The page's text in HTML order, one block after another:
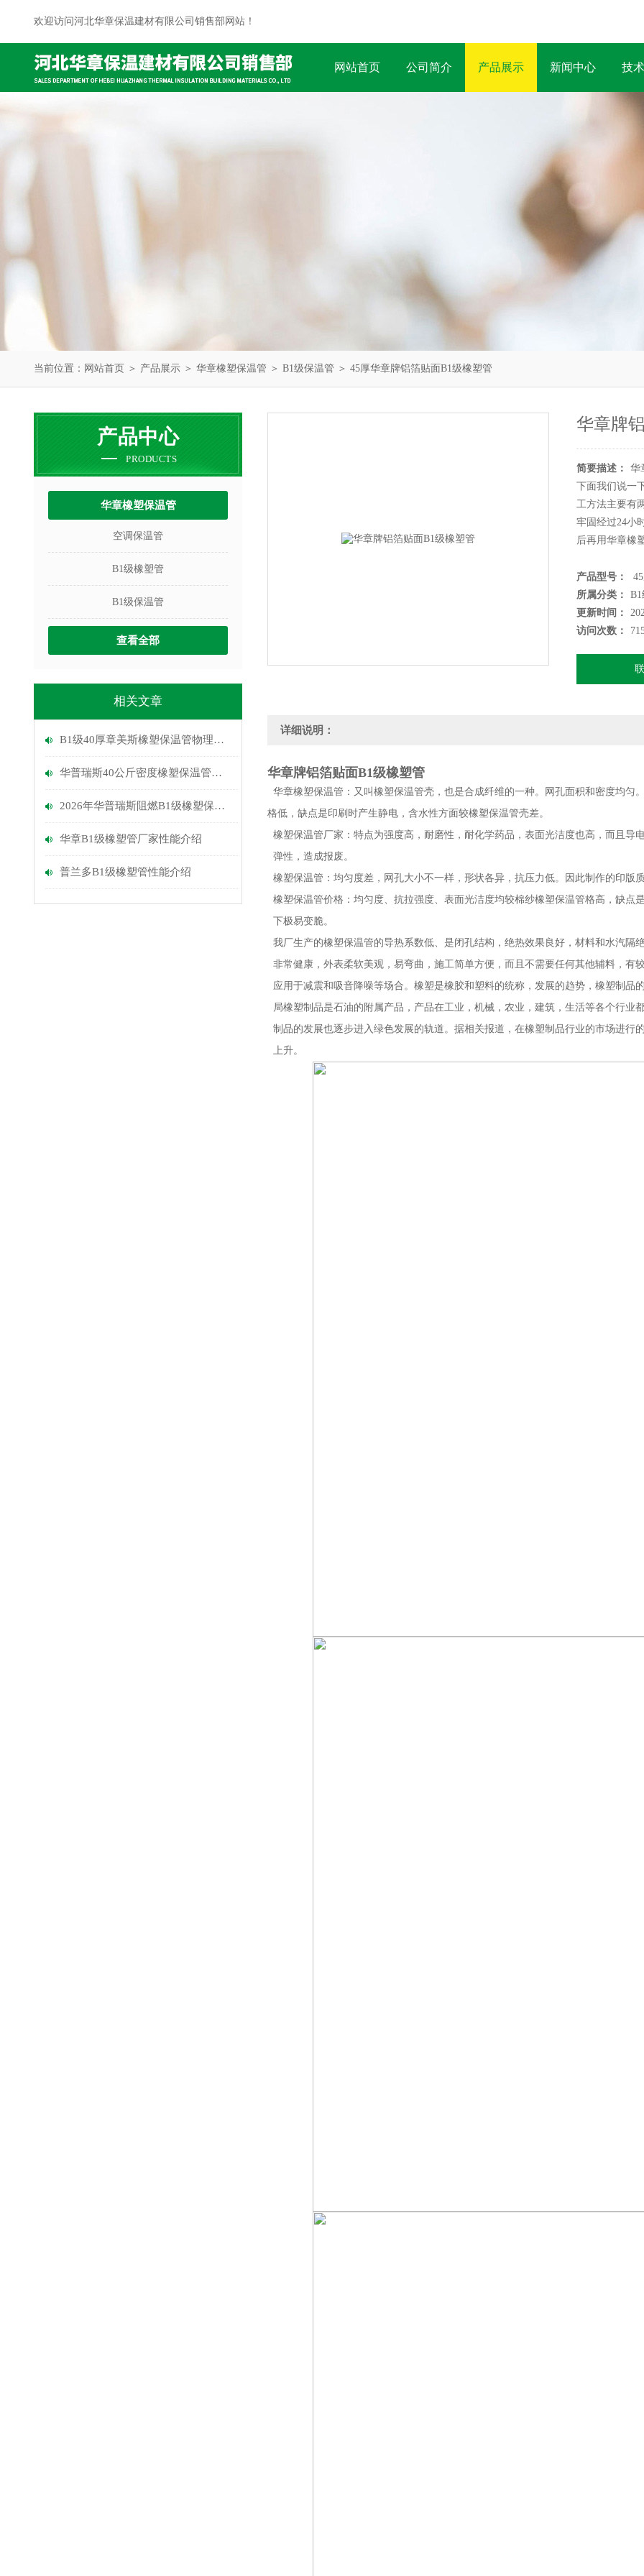
欢迎访问河北华章保温建材有限公司销售部网站！
网站首页 公司简介 产品展示 新闻中心 技
当前位置： 网站首页 ＞ 产品展示 ＞ 华章橡塑保温管 ＞ B1级保温管 ＞ 45厚华章牌铝箔贴面B1级橡塑管
产品中心
PRODUCTS
华章橡塑保温管
空调保温管
B1级橡塑管
B1级保温管
查看全部
相关文章
B1级40厚章美斯橡塑保温管物理性能介绍
华普瑞斯40公斤密度橡塑保温管优点
2026年华普瑞斯阻燃B1级橡塑保温管介绍
华章B1级橡塑管厂家性能介绍
普兰多B1级橡塑管性能介绍
华章牌
简要描述：
华
下面我们说一
工方法主要有
牢固经过24小
后再用华章橡
产品型号：
所属分类：
更新时间：
访问次数：
详细说明：
华章牌铝箔贴面B1级橡塑管
华章橡塑保温管：又叫橡塑保温管壳，也是合成纤维的一种。网孔面积和密度均匀
格低，缺点是印刷时产生静电，含水性方面较橡塑保温管壳差。
橡塑保温管厂家：特点为强度高，耐磨性，耐化学药品，表面光洁度也高，而且导
弹性，造成报废。
橡塑保温管：均匀度差，网孔大小不一样，形状各异，抗压力低。因此制作的印版
橡塑保温管价格：均匀度、抗拉强度、表面光洁度均较棉纱橡塑保温管格高，缺点
下极易变脆。
我厂生产的橡塑保温管的导热系数低、是闭孔结构，绝热效果良好，材料和水汽隔
非常健康，外表柔软美观，易弯曲，施工简单方便，而且不需要任何其他辅料，有
应用于减震和吸音降噪等场合。 橡塑是橡胶和塑料的统称，发展的趋势，橡塑制品
局橡塑制品是石油的附属产品，产品在工业，机械，农业，建筑，生活等各个行
制品的发展也逐步进入绿色发展的轨道。据相关报道，在橡塑制品行业的市场进行
上升。